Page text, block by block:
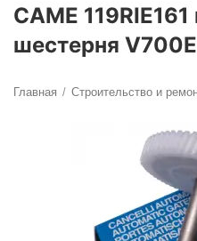
CAME
шестерня V700E
Главная / Строительство и